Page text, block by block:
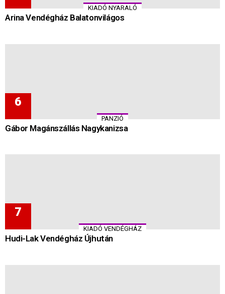
KIADÓ NYARALÓ
Arina Vendégház Balatonvilágos
PANZIÓ
Gábor Magánszállás Nagykanizsa
KIADÓ VENDÉGHÁZ
Hudi-Lak Vendégház Újhután